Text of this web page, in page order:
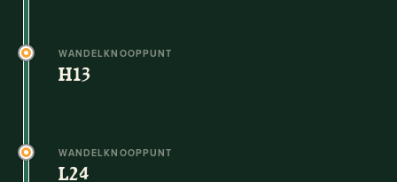
WANDELKNOOPPUNT
H13
WANDELKNOOPPUNT
L24